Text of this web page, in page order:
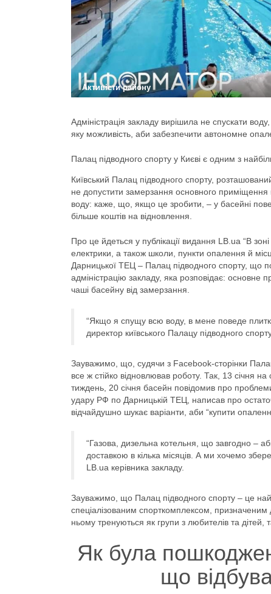
Активісти району
Адміністрація закладу вирішила не спускати
яку можливість, аби забезпечити автономне
Палац підводного спорту у Києві є одним з
Київський Палац підводного спорту,
не допустити замерзання основного
воду: каже, що, якщо це зробити, – у басейні
більше коштів на відновлення.
Про це йдеться у публікації видання LB.ua “В
електрики, а також школи, пункти опалення й
Дарницької ТЕЦ – Палац підводного спорту, що
адміністрацію закладу, яка розповідає:
чаші басейну від замерзання.
“Якщо я спущу всю воду, в мене поведе
директор київського Палацу підводного
Зауважимо, що, судячи з Facebook-сторінки
все ж стійко відновлював роботу. Так, 13 січня
тиждень, 20 січня басейн повідомив про
удару РФ по Дарницькій ТЕЦ, написав про
відчайдушно шукає варіанти, аби “купити
“Газова, дизельна котельня, що завгодно –
доставкою в кілька місяців. А ми хочемо
LB.ua керівника закладу.
Зауважимо, що Палац підводного спорту – це
спеціалізованим спорткомплексом,
ньому тренуються як групи з любителів та дітей,
Як була
що